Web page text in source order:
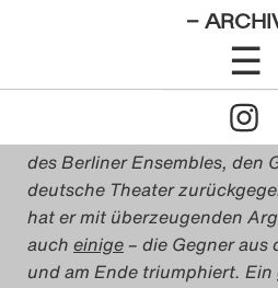
–
☰
Das
Das
Das
Kristin Becker
Gestern Abend hat uns
des Berliner Ensembles, den
deutsche Theater
hat er mit überzeugenden
auch einige – die Gegner aus
und am Ende triumphiert.